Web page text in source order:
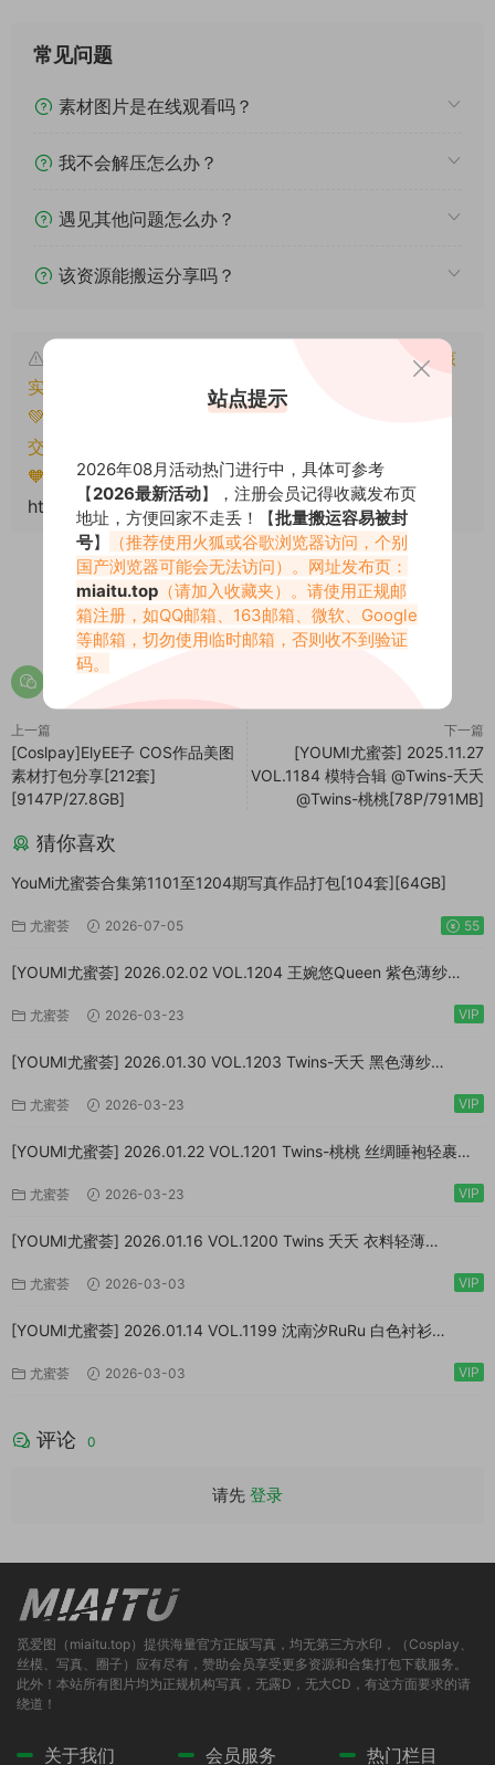
常见问题
素材图片是在线观看吗？
我不会解压怎么办？
遇见其他问题怎么办？
该资源能搬运分享吗？
本文资源仅供个人参考学习，请勿批量搬运，一经核
实将封禁账号权限！
💚本文资源均来源网友分享，若侵犯了您的权益可以提
交工单处理。
🧡转载请注明出处！原文链接：
https://www.miaitu.com/79854.html
0 0
上一篇
[Coslpay]ElyEE子 COS作品美图
素材打包分享[212套]
[9147P/27.8GB]
下一篇
[YOUMI尤蜜荟] 2025.11.27
VOL.1184 模特合辑 @Twins-夭夭
@Twins-桃桃[78P/791MB]
猜你喜欢
YouMi尤蜜荟合集第1101至1204期写真作品打包[104套][64GB]
尤蜜荟 2026-07-05 55
[YOUMI尤蜜荟] 2026.02.02 VOL.1204 王婉悠Queen 紫色薄纱
尤蜜荟 2026-03-23 VIP
[YOUMI尤蜜荟] 2026.01.30 VOL.1203 Twins-夭夭 黑色薄纱
尤蜜荟 2026-03-23 VIP
[YOUMI尤蜜荟] 2026.01.22 VOL.1201 Twins-桃桃 丝绸睡袍轻裹
尤蜜荟 2026-03-23 VIP
[YOUMI尤蜜荟] 2026.01.16 VOL.1200 Twins 夭夭 衣料轻薄
尤蜜荟 2026-03-03 VIP
[YOUMI尤蜜荟] 2026.01.14 VOL.1199 沈南汐RuRu 白色衬衫
尤蜜荟 2026-03-03 VIP
评论 0
请先 登录
觅爱图（miaitu.top）提供海量官方正版写真，均无第三方水印，（Cosplay、
丝模、写真、圈子）应有尽有，赞助会员享受更多资源和合集打包下载服务。
此外！本站所有图片均为正规机构写真，无露D，无大CD，有这方面要求的请
绕道！
关于我们 会员服务 热门栏目
站点提示
2026年08月活动热门进行中，具体可参考
【2026最新活动】，注册会员记得收藏发布页
地址，方便回家不走丢！【批量搬运容易被封
号】
（推荐使用火狐或谷歌浏览器访问，个别
国产浏览器可能会无法访问）。网址发布页：
miaitu.top （请加入收藏夹）。请使用正规邮
箱注册，如QQ邮箱、163邮箱、微软、Google
等邮箱，切勿使用临时邮箱，否则收不到验证
码。